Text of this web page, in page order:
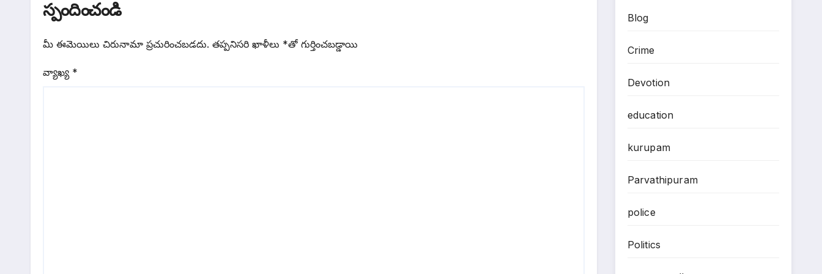
స్పందించండి
మీ ఈమెయిలు చిరునామా ప్రచురించబడదు. తప్పనిసరి ఖాళీలు *‌తో గుర్తించబడ్డాయి
వ్యాఖ్య *
Blog
Crime
Devotion
education
kurupam
Parvathipuram
police
Politics